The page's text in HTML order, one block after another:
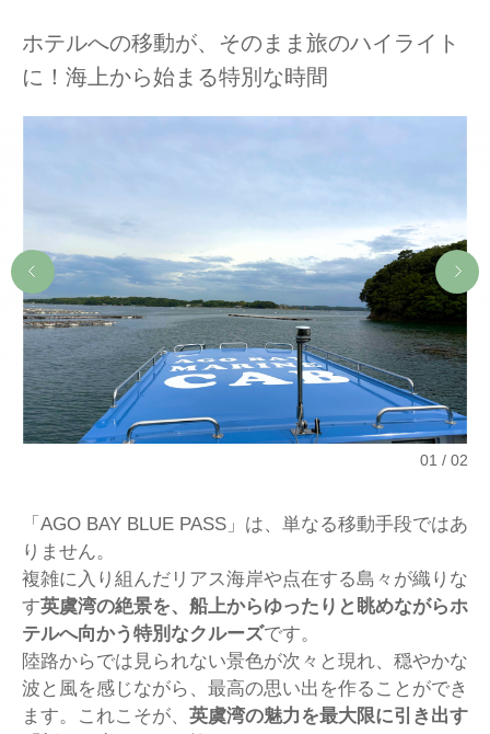
ホテルへの移動が、そのまま旅のハイライト
に！海上から始まる特別な時間
01 02
「AGO BAY BLUE PASS」は、単なる移動手段ではあ
りません。
複雑に入り組んだリアス海岸や点在する島々が織りな
す英虞湾の絶景を、船上からゆったりと眺めながらホ
テルへ向かう特別なクルーズです。
陸路からでは見られない景色が次々と現れ、穏やかな
波と風を感じながら、最高の思い出を作ることができ
ます。これこそが、 英虞湾の魅力を最大限に引き出す